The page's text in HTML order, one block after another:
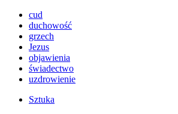
cud
duchowość
grzech
Jezus
objawienia
świadectwo
uzdrowienie
Sztuka